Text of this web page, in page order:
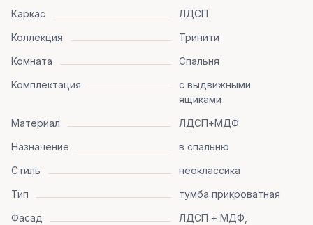
Каркас
ЛДСП
Коллекция
Тринити
Комната
Спальня
Комплектация
с выдвижными
ящиками
Материал
ЛДСП+МДФ
Назначение
в спальню
Стиль
неоклассика
Тип
тумба прикроватная
Фасад
ЛДСП + МДФ,